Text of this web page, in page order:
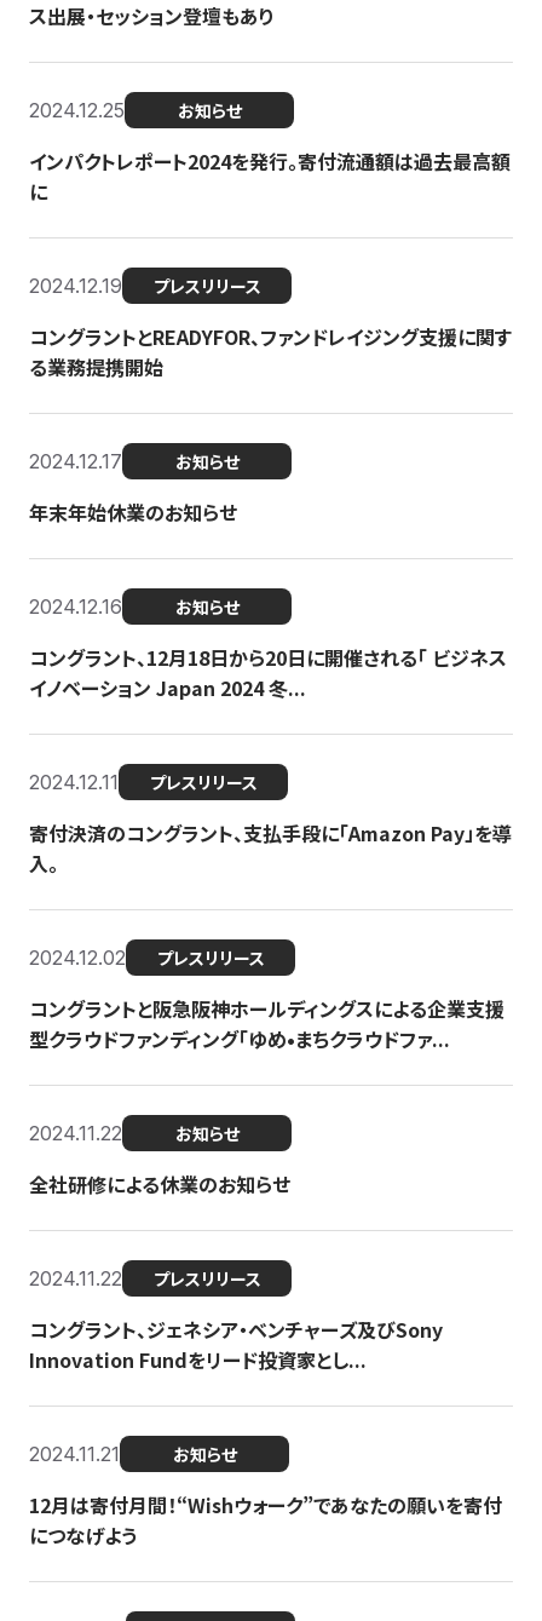
ス出展・セッション登壇もあり
2024.12.25 お知らせ
インパクトレポート2024を発行。寄付流通額は過去最高額
に
2024.12.19 プレスリリース
コングラントとREADYFOR、ファンドレイジング支援に関す
る業務提携開始
2024.12.17 お知らせ
年末年始休業のお知らせ
2024.12.16 お知らせ
コングラント、12月18日から20日に開催される「 ビジネス
イノベーション Japan 2024 冬...
2024.12.11 プレスリリース
寄付決済のコングラント、支払手段に「Amazon Pay」を導
入。
2024.12.02 プレスリリース
コングラントと阪急阪神ホールディングスによる企業支援
型クラウドファンディング「ゆめ•まちクラウドファ...
2024.11.22 お知らせ
全社研修による休業のお知らせ
2024.11.22 プレスリリース
コングラント、ジェネシア・ベンチャーズ及びSony
Innovation Fundをリード投資家とし...
2024.11.21 お知らせ
12月は寄付月間！“Wishウォーク”であなたの願いを寄付
につなげよう